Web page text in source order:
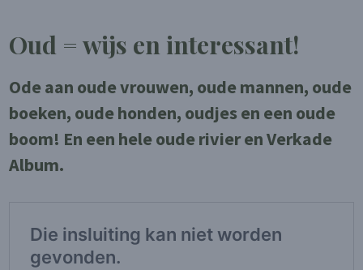
Oud = wijs en interessant!
Ode aan oude vrouwen, oude mannen, oude
boeken, oude honden, oudjes en een oude
boom! En een hele oude rivier en Verkade
Album.